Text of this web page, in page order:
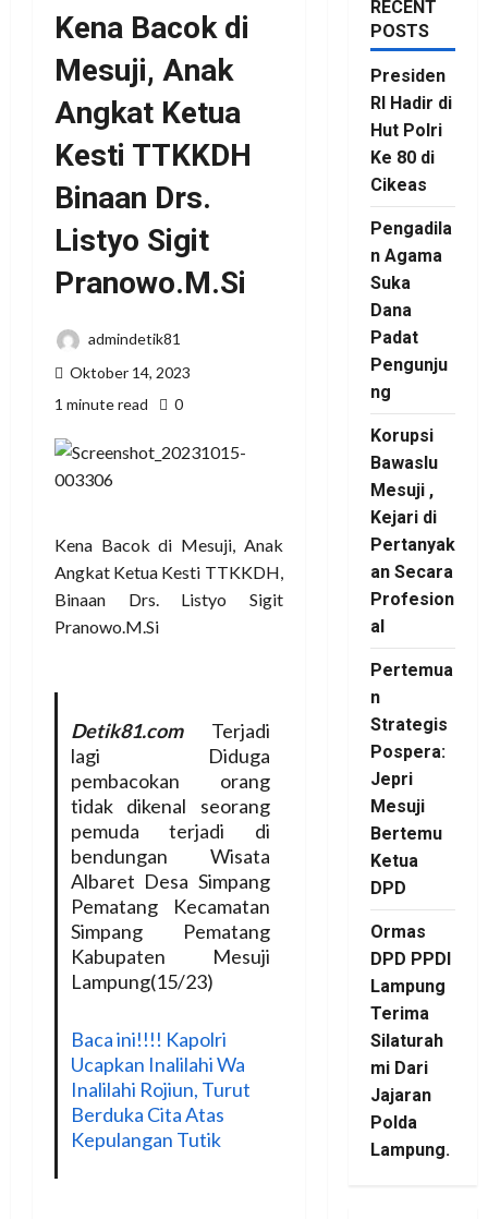
Kena Bacok di
Mesuji, Anak
Angkat Ketua
Kesti TTKKDH
Binaan Drs.
Listyo Sigit
Pranowo.M.Si
admindetik81
Oktober 14, 2023
1 minute read
0
Kena Bacok di Mesuji, Anak
Angkat Ketua Kesti TTKKDH,
Binaan Drs. Listyo Sigit
Pranowo.M.Si
Detik81.comTerjadi
lagi Diduga
pembacokan orang
tidak dikenal seorang
pemuda terjadi di
bendungan Wisata
Albaret Desa Simpang
Pematang Kecamatan
Simpang Pematang
Kabupaten Mesuji
Lampung(15/23)
Baca ini!!!! Kapolri
Ucapkan Inalilahi Wa
Inalilahi Rojiun, Turut
Berduka Cita Atas
Kepulangan Tutik
RECENT
POSTS
Presiden
RI Hadir di
Hut Polri
Ke 80 di
Cikeas
Pengadila
n Agama
Suka
Dana
Padat
Pengunju
ng
Korupsi
Bawaslu
Mesuji ,
Kejari di
Pertanyak
an Secara
Profesion
al
Pertemua
n
Strategis
Pospera:
Jepri
Mesuji
Bertemu
Ketua
DPD
Ormas
DPD PPDI
Lampung
Terima
Silaturah
mi Dari
Jajaran
Polda
Lampung.